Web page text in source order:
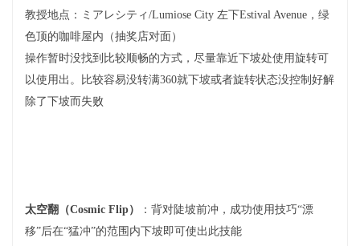
教授地点： ミアレシティ/Lumiose City 左下Estival Avenue，绿
色顶的咖啡屋内（抽奖店对面）
操作暂时没找到比较顺畅的方式，尽量靠近下坡处使用旋转可
以使用出。比较容易没转满360就下坡或者旋转状态没控制好解
除了下坡而失败
太空翻（Cosmic Flip）
：背对陡坡前冲，成功使用技巧“漂
移”后在“猛冲”的范围内下坡即可使出此技能